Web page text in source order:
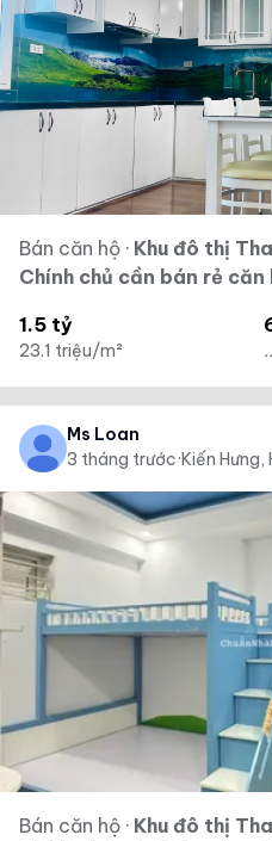
Bán căn hộ · Khu đô thị
Chính chủ cần bán rẻ căn
1.5 tỷ
23.1 triệu/m²
Ms Loan
3 tháng trước·Kiến Hưng,
Bán căn hộ · Khu đô thị